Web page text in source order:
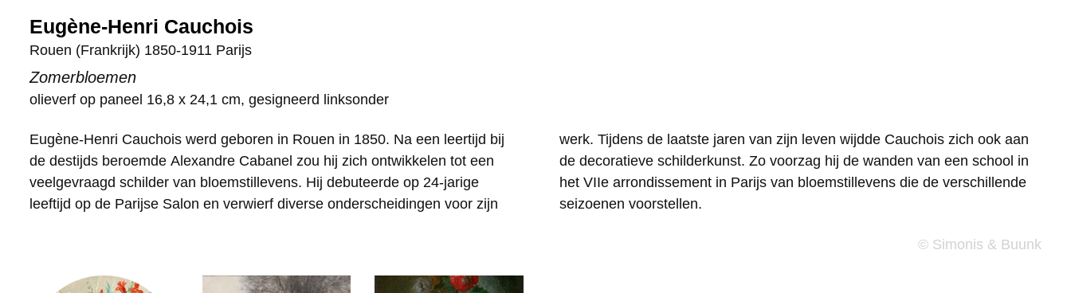
Eugène-Henri Cauchois
Rouen (Frankrijk) 1850-1911 Parijs
Zomerbloemen
olieverf op paneel 16,8 x 24,1 cm, gesigneerd linksonder
Eugène-Henri Cauchois werd geboren in Rouen in 1850. Na een leertijd bij
de destijds beroemde Alexandre Cabanel zou hij zich ontwikkelen tot een
veelgevraagd schilder van bloemstillevens. Hij debuteerde op 24-jarige
leeftijd op de Parijse Salon en verwierf diverse onderscheidingen voor zijn
werk. Tijdens de laatste jaren van zijn leven wijdde Cauchois zich ook aan
de decoratieve schilderkunst. Zo voorzag hij de wanden van een school in
het VIIe arrondissement in Parijs van bloemstillevens die de verschillende
seizoenen voorstellen.
© Simonis & Buunk